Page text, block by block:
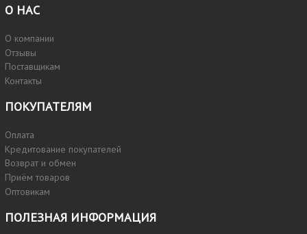
О НАС
О компании
Отзывы
Поставщикам
Контакты
ПОКУПАТЕЛЯМ
Оплата
Кредитование покупателей
Возврат и обмен
Приём товаров
Оптовикам
ПОЛЕЗНАЯ ИНФОРМАЦИЯ